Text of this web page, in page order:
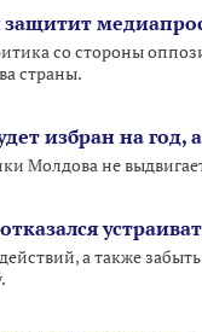
со стороны
страны.
избран на год,
Молдова не
а также